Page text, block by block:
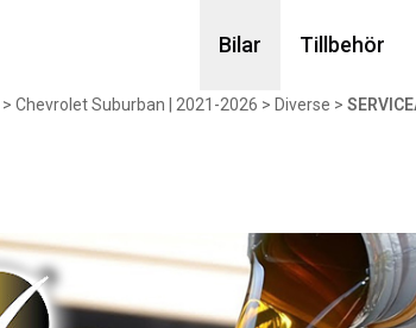
Bilar Tillbehör
> Chevrolet Suburban | 2021-2026 > Diverse >